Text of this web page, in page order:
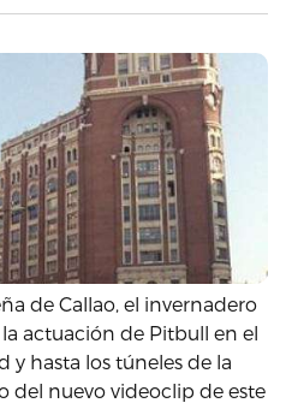
de Callao, el invernadero
actuación de Pitbull en el
hasta los túneles de la
del nuevo videoclip de este